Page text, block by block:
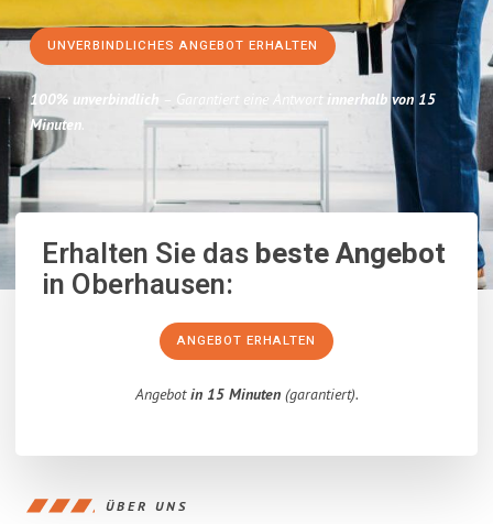
UNVERBINDLICHES ANGEBOT ERHALTEN
100% unverbindlich – Garantiert eine Antwort innerhalb von 15
Minuten.
Erhalten Sie dasbeste Angebot
in Oberhausen:
ANGEBOT ERHALTEN
Angebotin 15 Minuten(garantiert).
ÜBER UNS